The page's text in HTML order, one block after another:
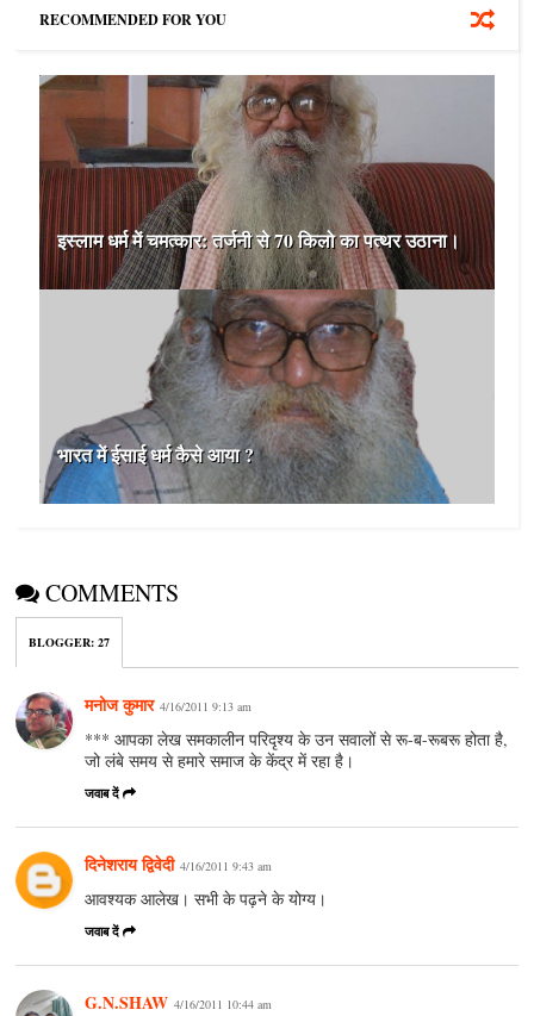
RECOMMENDED FOR YOU
इस्‍लाम धर्म में चमत्‍कार: तर्जनी से 70 किलो का पत्‍थर उठाना।
भारत में ईसाई धर्म कैसे आया ?
COMMENTS
BLOGGER:27
मनोज कुमार 4/16/2011 9:13 am
*** आपका लेख समकालीन परिदृश्‍य के उन सवालों से रू-ब-रूबरू होता है,
जो लंबे समय से हमारे समाज के केंद्र में रहा है।
जवाब दें
दिनेशराय द्विवेदी 4/16/2011 9:43 am
आवश्यक आलेख। सभी के पढ़ने के योग्य।
जवाब दें
G.N.SHAW 4/16/2011 10:44 am